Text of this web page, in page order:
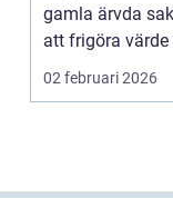
gamla ärvda
att frigöra värde
bara ligger he...
02 februari 2026